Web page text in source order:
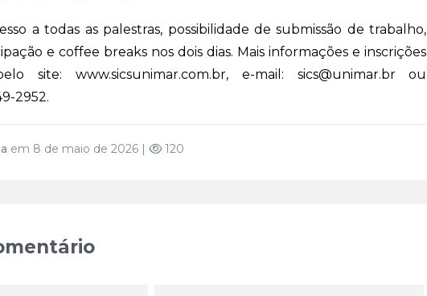
a todas as palestras, possibilidade de submissão de trabalho,
e coffee breaks nos dois dias. Mais informações e inscrições
site: www.sicsunimar.com.br, e-mail: sics@unimar.br ou
2952.
em 8 de maio de 2026 | 120